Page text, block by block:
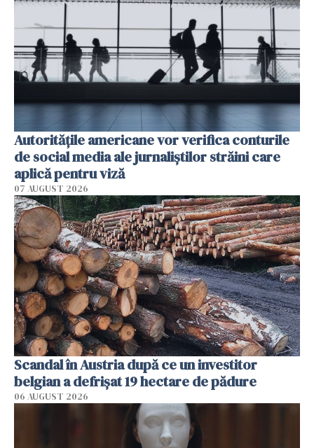
Autorităţile americane vor verifica conturile
de social media ale jurnaliştilor străini care
aplică pentru viză
07 AUGUST 2026
Scandal în Austria după ce un investitor
belgian a defrișat 19 hectare de pădure
06 AUGUST 2026